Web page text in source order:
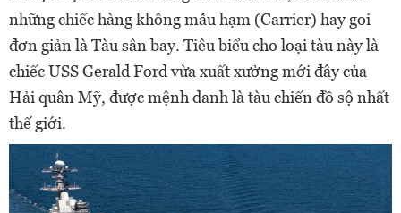
những chiếc hàng không mẫu hạm (Carrier) hay goi
đơn giản là Tàu sân bay. Tiêu biểu cho loại tàu này là
chiếc USS Gerald Ford vừa xuất xưởng mới đây của
Hải quân Mỹ, được mệnh danh là tàu chiến đồ sộ nhất
thế giới.